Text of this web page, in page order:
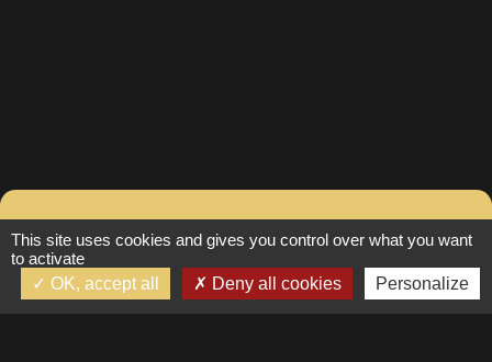
Contacter Fanny pour
plus d’informations
This site uses cookies and gives you control over what you want
to activate
OK, accept all
Deny all cookies Personalize